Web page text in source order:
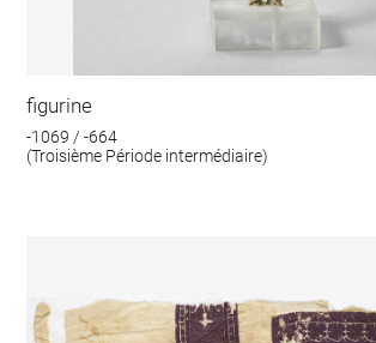
figurine
-1069 / -664
(Troisième Période intermédiaire)